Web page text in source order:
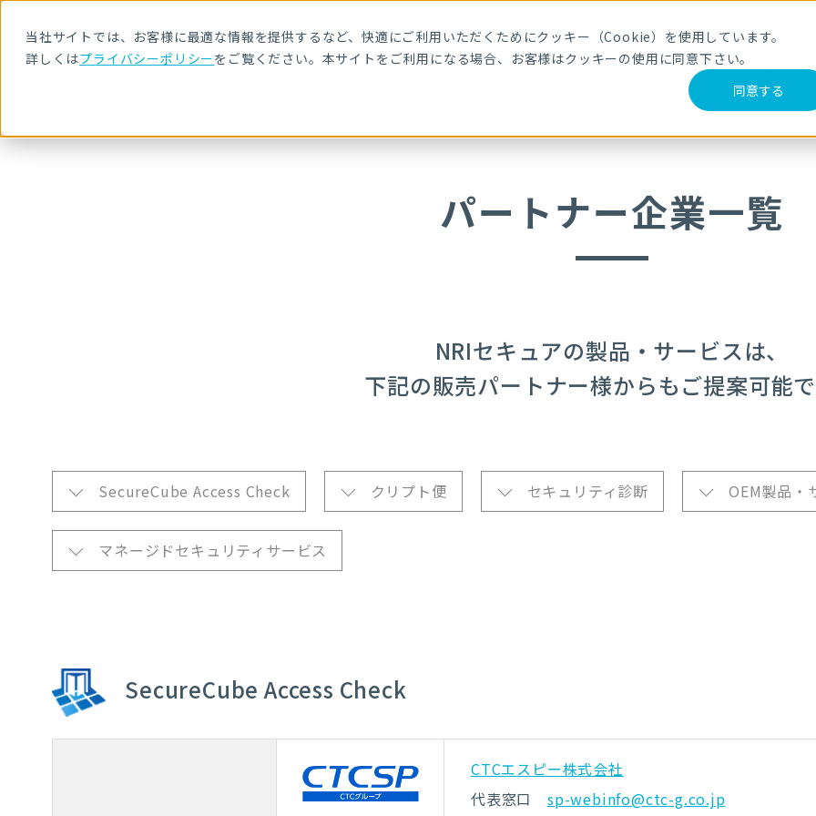
当社サイトでは、お客様に最適な情報を提供するなど、快適にご利用いただくためにクッキー（Cookie）を使用しています。
詳しくはプライバシーポリシーをご覧ください。本サイトをご利用になる場合、お客様はクッキーの使用に同意下さい。
同意する
サービス・製品 導入事例 セミナー ブログ
パートナー企業一覧
NRIセキュアの製品・サービスは、
下記の販売パートナー様からもご提案可能
SecureCube Access Check クリプト便 セキュリティ診断 OEM製品・
マネージドセキュリティサービス
SecureCube Access Check
CTCエスピー株式会社
代表窓口 sp-webinfo@ctc-g.co.jp